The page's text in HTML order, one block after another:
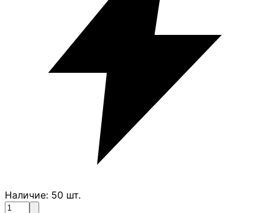
Наличие: 50 шт.